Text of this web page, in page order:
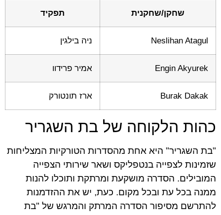
שחקן/שחקנית תפקיד
Neslihan Atagul ניה בילגין
Engin Akyurek אמיר פרידוו
Burak Dakak ארז תונטורק
כהות הלקוחה של בת השגריר
"בת השגריר" היא אחת מהסדרות הטורקיות המצליחות
שזמינות לצפייה בנטפליקס ושאר שירותי הצפייה
המובילים. הסדרה מושקעת ומרתקת ותוכלו להנות
ממנה בכל עת ובכל מקום. כעת, יש את ההזדמנות
להתרשם מסיפור הסדרה המרתק והמרגש של "בת